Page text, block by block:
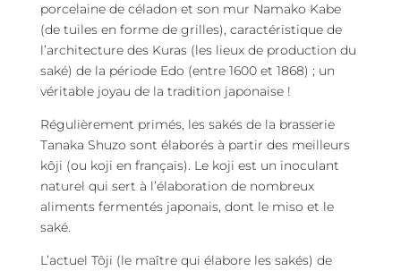
porcelaine de céladon et son mur Namako Kabe
(de tuiles en forme de grilles), caractéristique de
l’architecture des Kuras (les lieux de production du
saké) de la période Edo (entre 1600 et 1868) ; un
véritable joyau de la tradition japonaise !
Régulièrement primés, les sakés de la brasserie
Tanaka Shuzo sont élaborés à partir des meilleurs
kôji (ou koji en français). Le koji est un inoculant
naturel qui sert à l’élaboration de nombreux
aliments fermentés japonais, dont le miso et le
saké.
L’actuel Tôji (le maître qui élabore les sakés) de